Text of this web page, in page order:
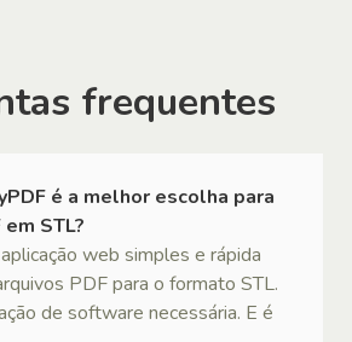
frequentes
é a melhor escolha para
STL?
web simples e rápida
PDF para o formato STL.
de software necessária. E é